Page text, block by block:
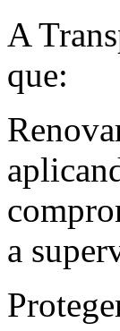
A
que:
a